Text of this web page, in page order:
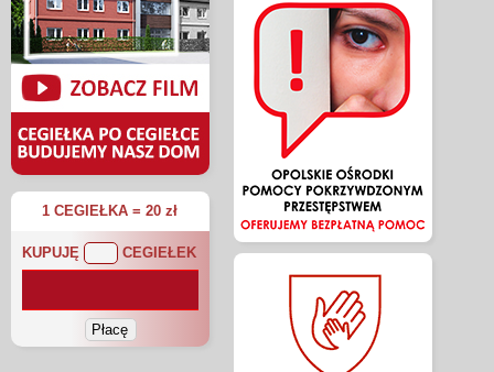
1 CEGIEŁKA = 20 zł
KUPUJĘ CEGIEŁEK